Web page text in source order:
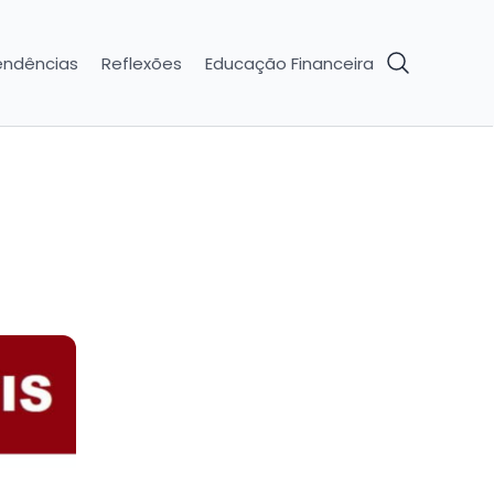
Reflexões Educação Financeira